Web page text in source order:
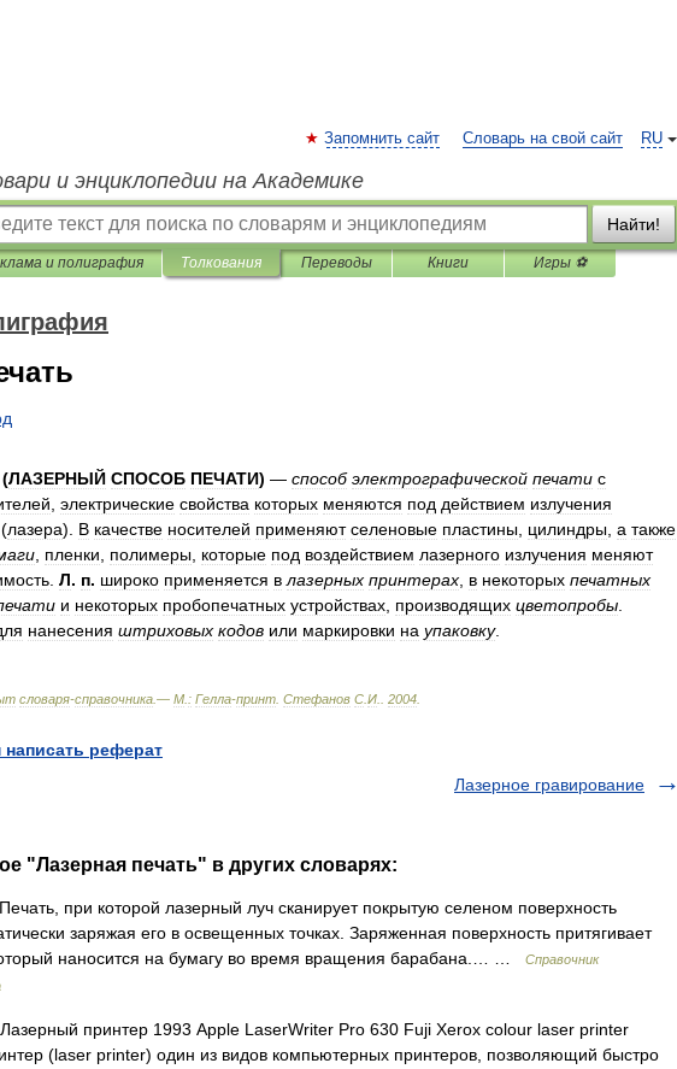
RU
Запомнить сайт Словарь на свой сайт
и энциклопедии на Академике
Найти!
и полиграфия Толкования Переводы Книги Игры ⚽
(ЛАЗЕРНЫЙ СПОСОБ ПЕЧАТИ) — способ электрографической печати с
электрические свойства которых меняются под действием излучения
(лазера). В качестве носителей применяют селеновые пластины цилиндры а также
пленки полимеры которые под воздействием лазерного излучения меняют
Л. п. широко применяется в лазерных принтерах в некоторых печатных
и некоторых пробопечатных устройствах производящих цветопробы
нанесения штриховых кодов или маркировки на упаковку.
словаря-справочника .— М : Гелла-принт Стефанов С И 2004
реферат
Лазерное гравирование
"Лазерная печать" в других словарях:
при которой лазерный луч сканирует покрытую селеном поверхность
заряжая его в освещенных точках. Заряженная поверхность притягивает
наносится на бумагу во время вращения барабана.… …
Справочник
принтер 1993 Apple LaserWriter Pro 630 Fuji Xerox colour laser printer
(laser printer) один из видов компьютерных принтеров, позволяющий быстро